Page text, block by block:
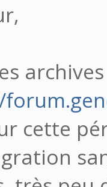
archives
cette